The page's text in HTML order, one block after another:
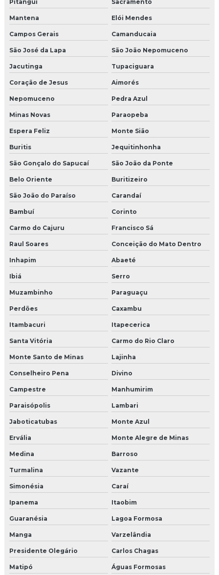
Pitangui Sacramento
Mantena Elói Mendes
Campos Gerais Camanducaia
São José da Lapa São João Nepomuceno
Jacutinga Tupaciguara
Coração de Jesus Aimorés
Nepomuceno Pedra Azul
Minas Novas Paraopeba
Espera Feliz Monte Sião
Buritis Jequitinhonha
São Gonçalo do Sapucaí São João da Ponte
Belo Oriente Buritizeiro
São João do Paraíso Carandaí
Bambuí Corinto
Carmo do Cajuru Francisco Sá
Raul Soares Conceição do Mato Dentro
Inhapim Abaeté
Ibiá Serro
Muzambinho Paraguaçu
Perdões Caxambu
Itambacuri Itapecerica
Santa Vitória Carmo do Rio Claro
Monte Santo de Minas Lajinha
Conselheiro Pena Divino
Campestre Manhumirim
Paraisópolis Lambari
Jaboticatubas Monte Azul
Ervália Monte Alegre de Minas
Medina Barroso
Turmalina Vazante
Simonésia Caraí
Ipanema Itaobim
Guaranésia Lagoa Formosa
Manga Varzelândia
Presidente Olegário Carlos Chagas
Matipó Águas Formosas